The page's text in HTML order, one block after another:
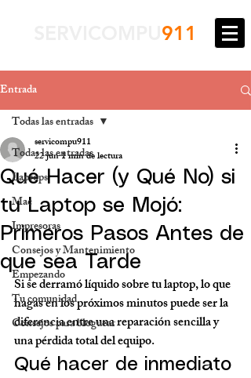
911
Entrada
Todas las entradas
Laptops
Mac
Impresoras
Consejos y Mantenimiento
Empezando
Tu comunidad
Consejos para bloguear
Todas las entradas
Qué Hacer (y Qué No) si
tu Laptop se Mojó:
Primeros Pasos Antes de
que sea Tarde
servicompu911
22 jun1 min de lectura
Si se derramó líquido sobre tu laptop, lo que
hagas en los próximos minutos puede ser la
diferencia entre una reparación sencilla y
una pérdida total del equipo.
Qué hacer de inmediato